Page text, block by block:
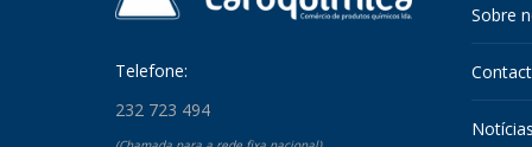
Telefone:
232 723 494
Sobre